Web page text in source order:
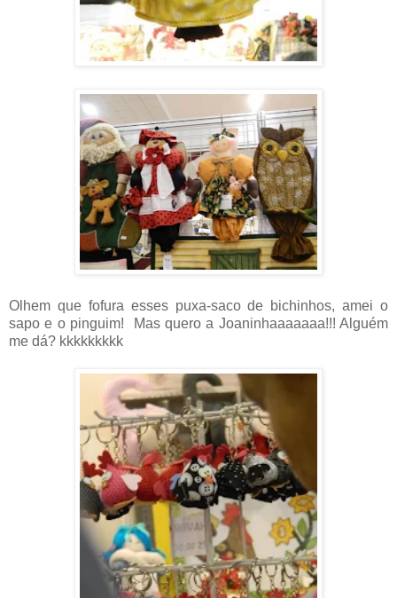
Olhem que fofura esses puxa-saco de bichinhos, amei o
sapo e o pinguim! Mas quero a Joaninhaaaaaaa!!! Alguém
me dá? kkkkkkkkk